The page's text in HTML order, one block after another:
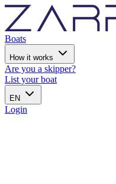
Boats
How it works
Are you a skipper?
List your boat
EN
Login